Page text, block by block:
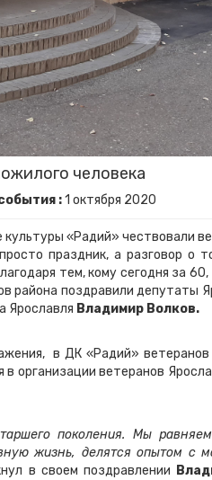
человека
:1 октября 2020
«Радий» чествовали
праздник, а разговор о
тем, кому сегодня за
района поздравили депутаты
Ярославля Владимир Волков.
в ДК «Радий»
организации ветеранов
поколения. Мы
жизнь, делятся опытом
в своем поздравлении